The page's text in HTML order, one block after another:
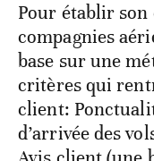
Pour établir son
compagnies
base sur une
critères qui
client:
d’arrivée des